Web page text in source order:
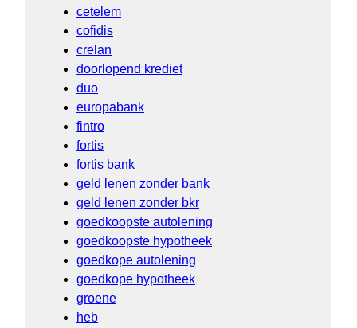
cetelem
cofidis
crelan
doorlopend krediet
duo
europabank
fintro
fortis
fortis bank
geld lenen zonder bank
geld lenen zonder bkr
goedkoopste autolening
goedkoopste hypotheek
goedkope autolening
goedkope hypotheek
groene
heb